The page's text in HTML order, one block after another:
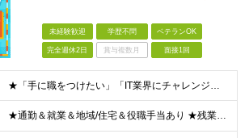
未経験歓迎 学歴不問 ベテランOK
完全週休2日 賞与複数月 面接1回
★「手に職をつけたい」「IT業界にチャレンジしたい」方歓迎！ ■学歴不問 ■IT知識・理系文系不問！未経験・第二新卒OK ★ITサポート・IT事務やエンジニアの経験をお持ちの方は優遇します！ 地方在
★通勤＆就業＆地域/住宅＆役職手当あり ★残業代は全額支給 ★選べる給与制度あり！ ■東京・神奈川・千葉・埼玉勤務の場合 月給24.5万円～55万円＋諸手当 （残業代は全額支給） (20,000円の